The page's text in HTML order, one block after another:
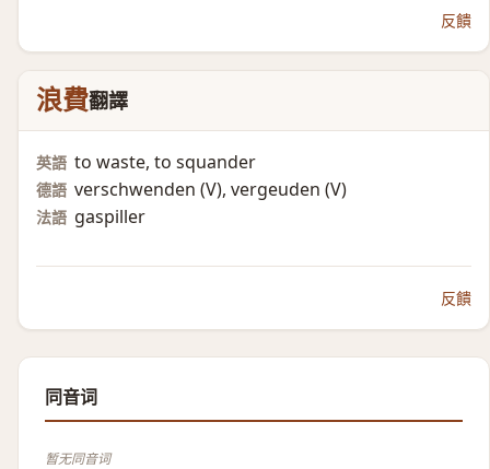
反饋
浪費翻譯
英語 to waste, to squander
德語 verschwenden (V)​, vergeuden (V)​
法語 gaspiller
反饋
同音词
暂无同音词